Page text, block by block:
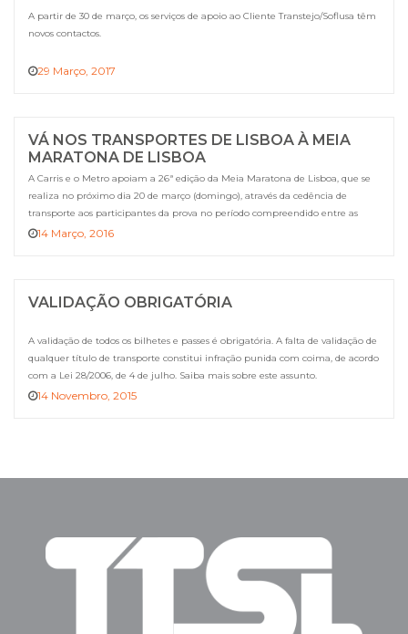
A partir de 30 de março, os serviços de apoio ao Cliente Transtejo/Soflusa têm
novos contactos.
29 Março, 2017
VÁ NOS TRANSPORTES DE LISBOA À MEIA
MARATONA DE LISBOA
A Carris e o Metro apoiam a 26ª edição da Meia Maratona de Lisboa, que se
realiza no próximo dia 20 de março (domingo), através da cedência de
transporte aos participantes da prova no período compreendido entre as
07:00h e as 15:00h, mediante a apresentação de dorsal comprovativo da
14 Março, 2016
VALIDAÇÃO OBRIGATÓRIA
A validação de todos os bilhetes e passes é obrigatória. A falta de validação de
qualquer título de transporte constitui infração punida com coima, de acordo
com a Lei 28/2006, de 4 de julho. Saiba mais sobre este assunto.
14 Novembro, 2015